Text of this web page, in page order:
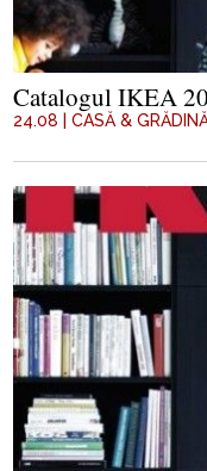
Catalogul IKEA
24.08 |CASĂ &